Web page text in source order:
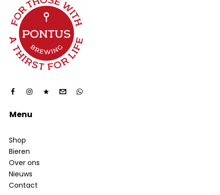
Menu
Shop
Bieren
Over ons
Nieuws
Contact